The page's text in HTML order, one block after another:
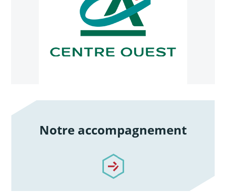
Notre accompagnement
/notre-accompagnement